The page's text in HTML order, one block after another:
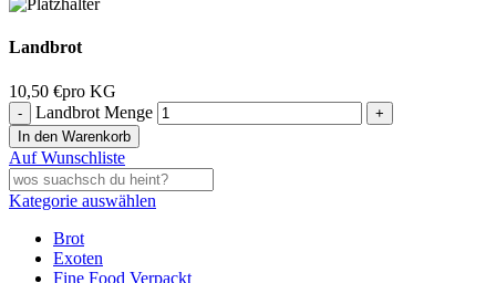
Landbrot
10,50 €pro KG
Landbrot Menge
In den Warenkorb
Auf Wunschliste
Kategorie auswählen
Brot
Exoten
Fine Food Verpackt